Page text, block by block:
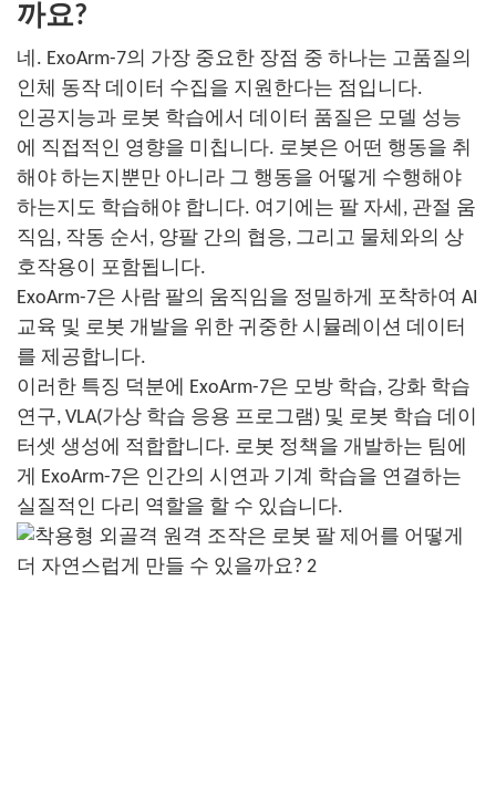
까요?
네. ExoArm-7의 가장 중요한 장점 중 하나는 고품질의
인체 동작 데이터 수집을 지원한다는 점입니다.
인공지능과 로봇 학습에서 데이터 품질은 모델 성능
에 직접적인 영향을 미칩니다. 로봇은 어떤 행동을 취
해야 하는지뿐만 아니라 그 행동을 어떻게 수행해야
하는지도 학습해야 합니다. 여기에는 팔 자세, 관절 움
직임, 작동 순서, 양팔 간의 협응, 그리고 물체와의 상
호작용이 포함됩니다.
ExoArm-7은 사람 팔의 움직임을 정밀하게 포착하여 AI
교육 및 로봇 개발을 위한 귀중한 시뮬레이션 데이터
를 제공합니다.
이러한 특징 덕분에 ExoArm-7은 모방 학습, 강화 학습
연구, VLA(가상 학습 응용 프로그램) 및 로봇 학습 데이
터셋 생성에 적합합니다. 로봇 정책을 개발하는 팀에
게 ExoArm-7은 인간의 시연과 기계 학습을 연결하는
실질적인 다리 역할을 할 수 있습니다.